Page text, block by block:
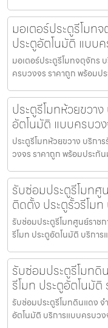
มอเตอร์ประตูรีโมท
ประตูอัตโนมัติ แบบ
มอเตอร์ประตูรีโมทจตุจักร
ครบวงจร ราคาถูก พร้อมป
ประตูรีโมทห้วยขวา
อัตโนมัติ แบบครบว
ประตูรีโมทห้วยขวาง บริก
วงจร ราคาถูก พร้อมประกัน
รับซ่อมประตูรีโมทศู
ติดตั้ง ประตูรั้วรีโม
รับซ่อมประตูรีโมทศูนย์ราช
รีโมท ประตูอัตโนมัติ บริกา
รับซ่อมประตูรีโมทดิ
รีโมท ประตูอัตโนมัติ
รับซ่อมประตูรีโมทดินแดง จ
อัตโนมัติ บริการแบบครบว